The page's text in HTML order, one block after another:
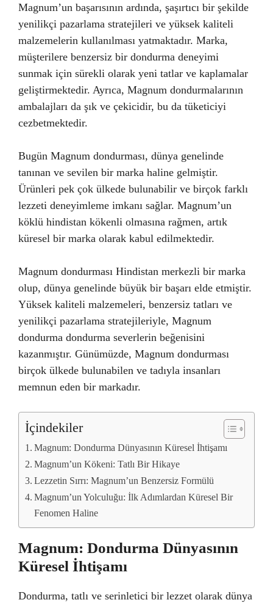
Magnum’un başarısının ardında, şaşırtıcı bir şekilde
yenilikçi pazarlama stratejileri ve yüksek kaliteli
malzemelerin kullanılması yatmaktadır. Marka,
müşterilere benzersiz bir dondurma deneyimi
sunmak için sürekli olarak yeni tatlar ve kaplamalar
geliştirmektedir. Ayrıca, Magnum dondurmalarının
ambalajları da şık ve çekicidir, bu da tüketiciyi
cezbetmektedir.
Bugün Magnum dondurması, dünya genelinde
tanınan ve sevilen bir marka haline gelmiştir.
Ürünleri pek çok ülkede bulunabilir ve birçok farklı
lezzeti deneyimleme imkanı sağlar. Magnum’un
köklü hindistan kökenli olmasına rağmen, artık
küresel bir marka olarak kabul edilmektedir.
Magnum dondurması Hindistan merkezli bir marka
olup, dünya genelinde büyük bir başarı elde etmiştir.
Yüksek kaliteli malzemeleri, benzersiz tatları ve
yenilikçi pazarlama stratejileriyle, Magnum
dondurma dondurma severlerin beğenisini
kazanmıştır. Günümüzde, Magnum dondurması
birçok ülkede bulunabilen ve tadıyla insanları
memnun eden bir markadır.
İçindekiler
Magnum: Dondurma Dünyasının Küresel İhtişamı
Magnum’un Kökeni: Tatlı Bir Hikaye
Lezzetin Sırrı: Magnum’un Benzersiz Formülü
Magnum’un Yolculuğu: İlk Adımlardan Küresel Bir
Fenomen Haline
Magnum: Dondurma Dünyasının
Küresel İhtişamı
Dondurma, tatlı ve serinletici bir lezzet olarak dünya